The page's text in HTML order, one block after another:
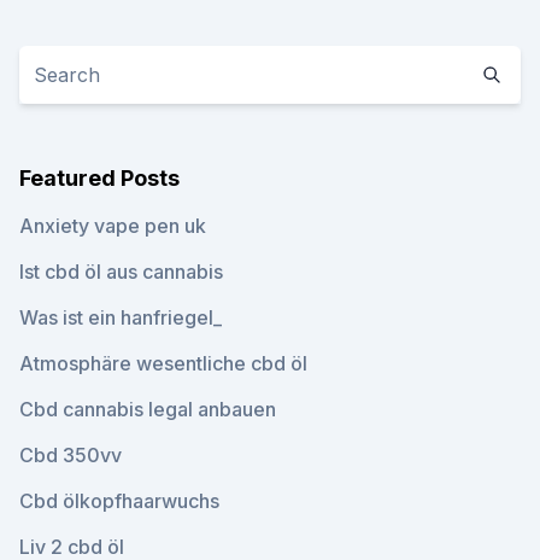
Featured Posts
Anxiety vape pen uk
Ist cbd öl aus cannabis
Was ist ein hanfriegel_
Atmosphäre wesentliche cbd öl
Cbd cannabis legal anbauen
Cbd 350vv
Cbd ölkopfhaarwuchs
Liv 2 cbd öl